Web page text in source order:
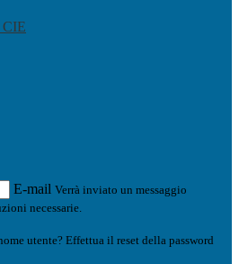
CIE
E-mail Verrà inviato un messaggio
necessarie.
utente? Effettua il reset della password